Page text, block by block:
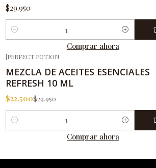
$29.950
Cantidad
Comprar ahora
|PERFECT POTION
MEZCLA DE ACEITES ESENCIALES
REFRESH 10 ML
$22.500$29.950
Cantidad
Comprar ahora